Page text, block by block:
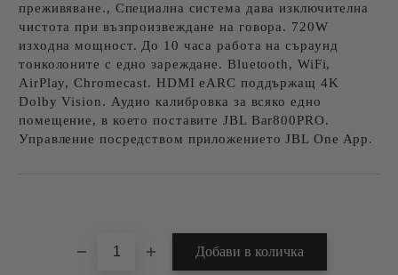
преживяване., Специална система дава изключителна
чистота при възпроизвеждане на говора. 720W
изходна мощност. До 10 часа работа на съраунд
тонколоните с едно зареждане. Bluetooth, WiFi,
AirPlay, Chromecast. HDMI eARC поддържащ 4K
Dolby Vision. Аудио калибровка за всяко едно
помещение, в което поставите JBL Bar800PRO.
Управление посредством приложението JBL One App.